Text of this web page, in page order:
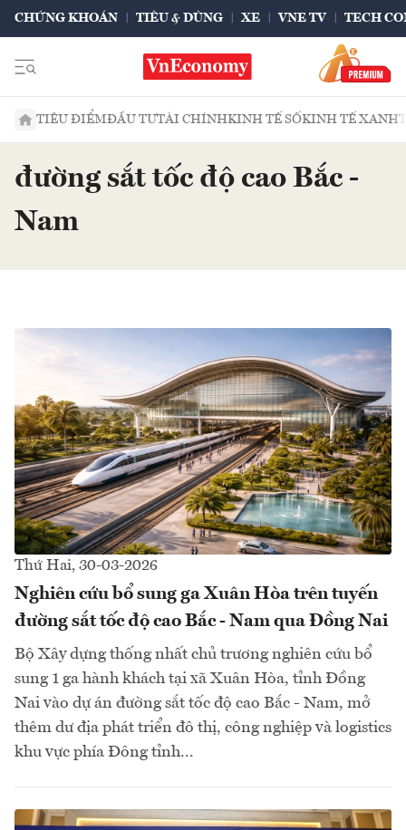
CHỨNG KHOÁN TIÊU & DÙNG XE VNE TV TECH
TIÊU ĐIỂMĐẦU TƯTÀI CHÍNHKINH TẾ SỐKINH TẾ XANH
đường sắt tốc độ cao Bắc -
Nam
Thứ Hai, 30-03-2026
Nghiên cứu bổ sung ga Xuân Hòa trên tuyến
đường sắt tốc độ cao Bắc - Nam qua Đồng Nai
Bộ Xây dựng thống nhất chủ trương nghiên cứu bổ
sung 1 ga hành khách tại xã Xuân Hòa, tỉnh Đồng
Nai vào dự án đường sắt tốc độ cao Bắc - Nam, mở
thêm dư địa phát triển đô thị, công nghiệp và logistics
khu vực phía Đông tỉnh...